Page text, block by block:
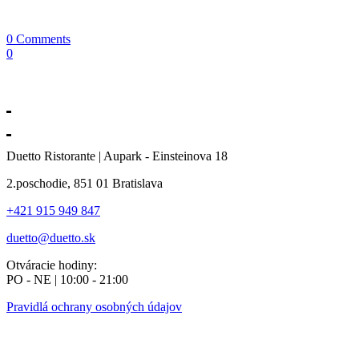
0 Comments
0
Duetto Ristorante | Aupark - Einsteinova 18
2.poschodie, 851 01 Bratislava
+421 915 949 847
duetto@duetto.sk
Otváracie hodiny:
PO - NE | 10:00 - 21:00
Pravidlá ochrany osobných údajov